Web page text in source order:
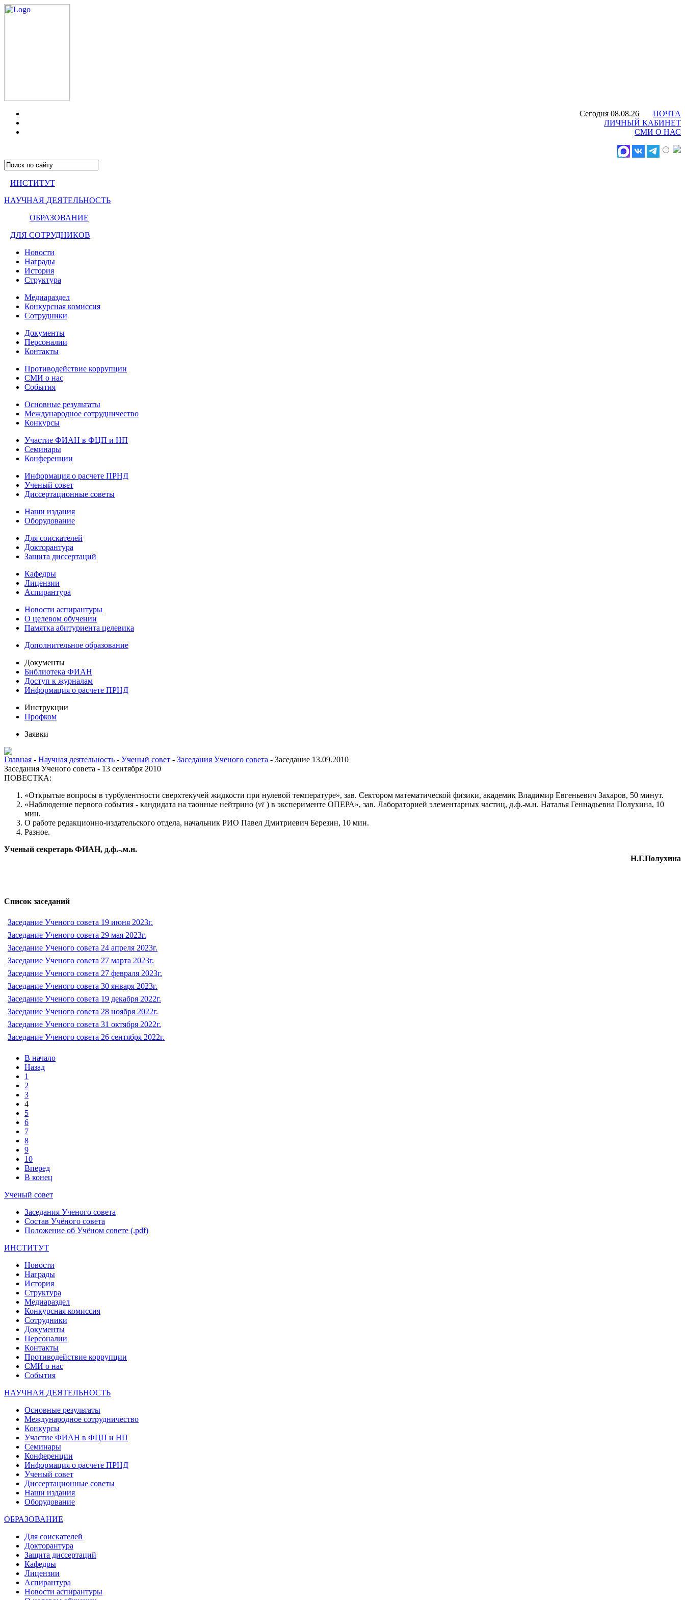
Сегодня 08.08.26
ПОЧТА
ЛИЧНЫЙ КАБИНЕТ
СМИ О НАС
ИНСТИТУТ
НАУЧНАЯ ДЕЯТЕЛЬНОСТЬ
ОБРАЗОВАНИЕ
ДЛЯ СОТРУДНИКОВ
Новости
Награды
История
Структура
Медиараздел
Конкурсная комиссия
Сотрудники
Документы
Персоналии
Контакты
Противодействие коррупции
СМИ о нас
События
Основные результаты
Международное сотрудничество
Конкурсы
Участие ФИАН в ФЦП и НП
Семинары
Конференции
Информация о расчете ПРНД
Ученый совет
Диссертационные советы
Наши издания
Оборудование
Для соискателей
Докторантура
Защита диссертаций
Кафедры
Лицензии
Аспирантура
Новости аспирантуры
О целевом обучении
Памятка абитуриента целевика
Дополнительное образование
Документы
Библиотека ФИАН
Доступ к журналам
Информация о расчете ПРНД
Инструкции
Профком
Заявки
Главная - Научная деятельность - Ученый совет - Заседания Ученого совета - Заседание 13.09.2010
Заседания Ученого совета - 13 сентября 2010
ПОВЕСТКА:
«Открытые вопросы в турбулентности сверхтекучей жидкости при нулевой температуре», зав. Сектором математической физики, академик Владимир Евгеньевич Захаров, 50 минут.
«Наблюдение первого события - кандидата на таонные нейтрино (ντ) в эксперименте ОПЕРА», зав. Лабораторией элементарных частиц, д.ф.-м.н. Наталья Геннадьевна Полухина, 10
мин.
О работе редакционно-издательского отдела, начальник РИО Павел Дмитриевич Березин, 10 мин.
Разное.
Ученый секретарь ФИАН, д.ф.-.м.н.
Н.Г.Полухина
Список заседаний
Заседание Ученого совета 19 июня 2023г.
Заседание Ученого совета 29 мая 2023г.
Заседание Ученого совета 24 апреля 2023г.
Заседание Ученого совета 27 марта 2023г.
Заседание Ученого совета 27 февраля 2023г.
Заседание Ученого совета 30 января 2023г.
Заседание Ученого совета 19 декабря 2022г.
Заседание Ученого совета 28 ноября 2022г.
Заседание Ученого совета 31 октября 2022г.
Заседание Ученого совета 26 сентября 2022г.
В начало
Назад
1
2
3
4
5
6
7
8
9
10
Вперед
В конец
Ученый совет
Заседания Ученого совета
Состав Учёного совета
Положение об Учёном совете (.pdf)
ИНСТИТУТ
Новости
Награды
История
Структура
Медиараздел
Конкурсная комиссия
Сотрудники
Документы
Персоналии
Контакты
Противодействие коррупции
СМИ о нас
События
НАУЧНАЯ ДЕЯТЕЛЬНОСТЬ
Основные результаты
Международное сотрудничество
Конкурсы
Участие ФИАН в ФЦП и НП
Семинары
Конференции
Информация о расчете ПРНД
Ученый совет
Диссертационные советы
Наши издания
Оборудование
ОБРАЗОВАНИЕ
Для соискателей
Докторантура
Защита диссертаций
Кафедры
Лицензии
Аспирантура
Новости аспирантуры